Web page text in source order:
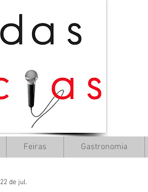
22 de jul.
Feiras Gastronomia